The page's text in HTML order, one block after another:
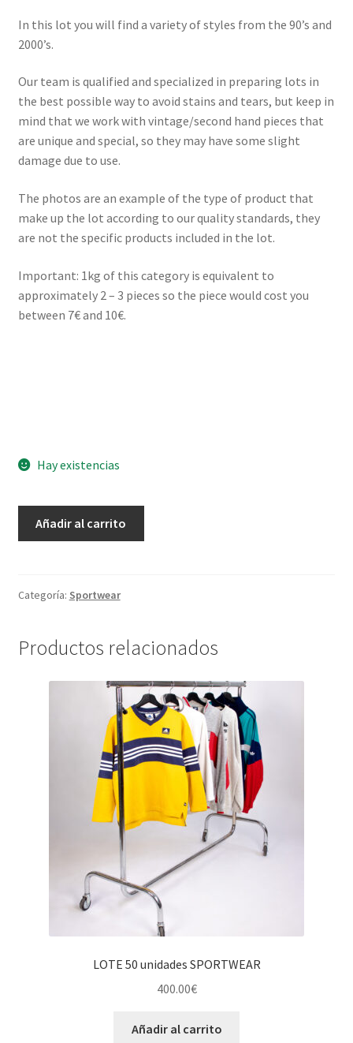
In this lot you will find a variety of styles from the 90’s and
2000’s.
Our team is qualified and specialized in preparing lots in
the best possible way to avoid stains and tears, but keep in
mind that we work with vintage/second hand pieces that
are unique and special, so they may have some slight
damage due to use.
The photos are an example of the type of product that
make up the lot according to our quality standards, they
are not the specific products included in the lot.
Important: 1kg of this category is equivalent to
approximately 2 – 3 pieces so the piece would cost you
between 7€ and 10€.
Hay existencias
Añadir al carrito
Categoría: Sportwear
Productos relacionados
LOTE 50 unidades SPORTWEAR
400.00€
Añadir al carrito